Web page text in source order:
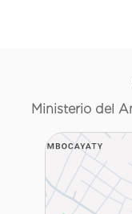
Ministerio del